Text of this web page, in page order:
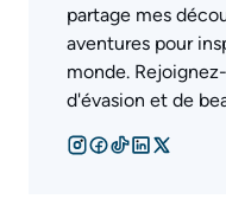
partage mes
aventures pour
monde.
d'évasion et de